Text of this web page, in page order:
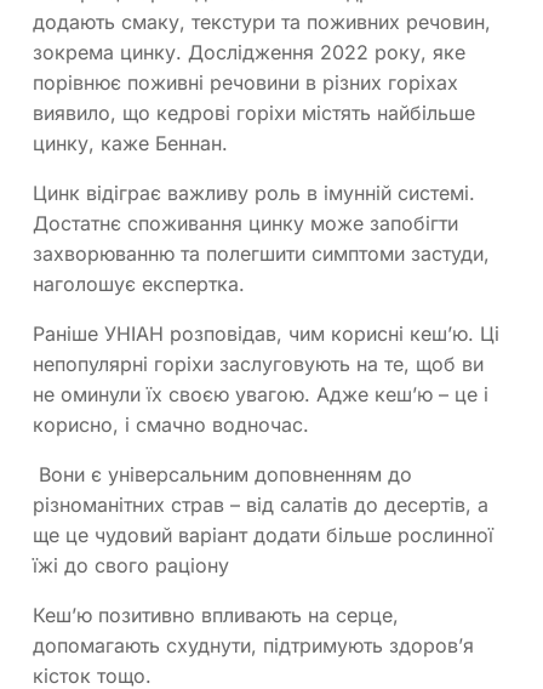
додають смаку, текстури та поживних речовин,
зокрема цинку. Дослідження 2022 року, яке
порівнює поживні речовини в різних горіхах
виявило, що кедрові горіхи містять найбільше
цинку, каже Беннан.
Цинк відіграє важливу роль в імунній системі.
Достатнє споживання цинку може запобігти
захворюванню та полегшити симптоми застуди,
наголошує експертка.
Раніше УНІАН розповідав, чим корисні кеш’ю. Ці
непопулярні горіхи заслуговують на те, щоб ви
не оминули їх своєю увагою. Адже кеш’ю – це і
корисно, і смачно водночас.
Вони є універсальним доповненням до
різноманітних страв – від салатів до десертів, а
ще це чудовий варіант додати більше рослинної
їжі до свого раціону
Кеш’ю позитивно впливають на серце,
допомагають схуднути, підтримують здоров’я
кісток тощо.